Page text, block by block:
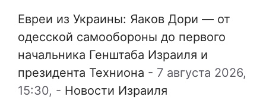
Евреи из Украины: Яаков Дори — от
одесской самообороны до первого
начальника Генштаба Израиля и
президента Техниона - 7 августа 2026,
15:30, - Новости Израиля